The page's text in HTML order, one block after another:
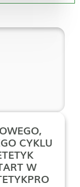
CYKLU
W